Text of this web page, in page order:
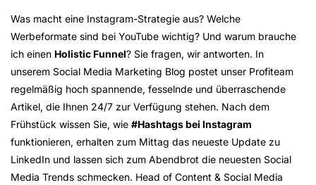
Was macht eine Instagram-Strategie aus? Welche
Werbeformate sind bei YouTube wichtig? Und warum brauche
ich einen Holistic Funnel? Sie fragen, wir antworten. In
unserem Social Media Marketing Blog postet unser Profiteam
regelmäßig hoch spannende, fesselnde und überraschende
Artikel, die Ihnen 24/7 zur Verfügung stehen. Nach dem
Frühstück wissen Sie, wie #Hashtags bei Instagram
funktionieren, erhalten zum Mittag das neueste Update zu
LinkedIn und lassen sich zum Abendbrot die neuesten Social
Media Trends schmecken. Head of Content & Social Media